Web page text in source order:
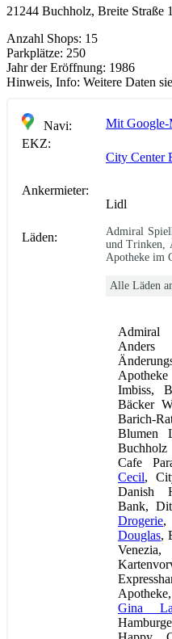
21244 Buchholz, Breite Straße
Anzahl Shops: 15
Parkplätze: 250
Jahr der Eröffnung: 1986
Hinweis, Info: Weitere Daten
Navi:
Mit Google-
EKZ:
City Center
Ankermieter:
Lidl
Läden:
Admiral
und Trinken,
Apotheke im
Alle Läden
Admiral
Imbiss,
Bäcker
Barich-
Blumen
Buchholz
Cafe
Cecil,
Danish
Bank,
Drogerie,
Douglas,
Gina